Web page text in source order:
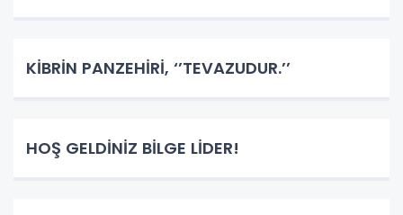
KİBRİN PANZEHİRİ, ‘’TEVAZUDUR.’’
HOŞ GELDİNİZ BİLGE LİDER!